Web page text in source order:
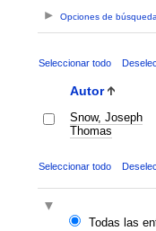
Opciones de
Seleccionar todo
Autor
Snow, Joseph
Thomas
Seleccionar todo
Todas las